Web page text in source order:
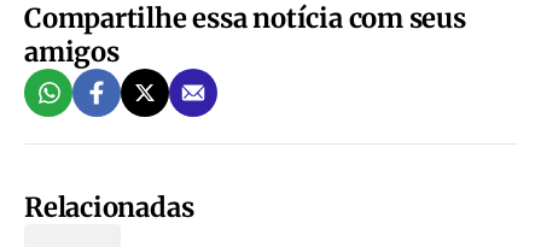
Compartilhe essa notícia com seus
amigos
Relacionadas